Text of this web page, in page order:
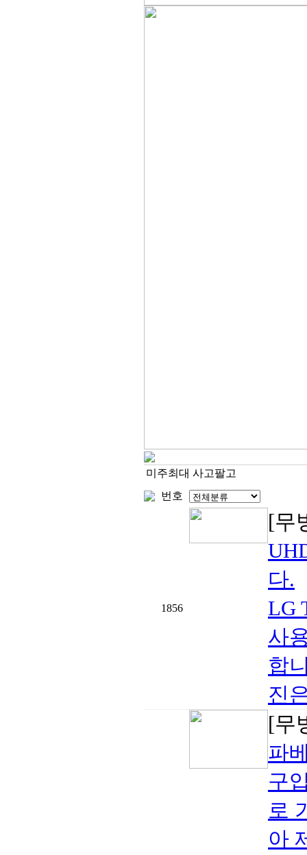
미주최대 사고팔고
번호
1856
[무
다.
LG
사
합
진
[무
파
구
로
아